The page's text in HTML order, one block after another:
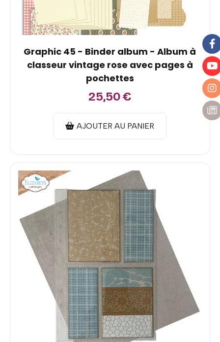
Graphic 45 - Binder album - Album à
classeur vintage rose avec pages à
pochettes
25,50€
AJOUTER AU PANIER